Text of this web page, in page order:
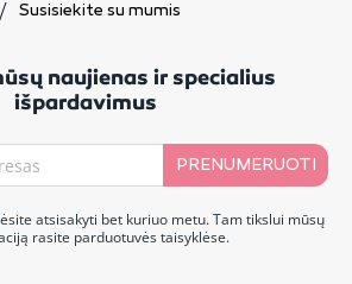
Susisiekite su mumis
naujienas ir specialius
išpardavimus
PRENUMERUOTI
atsisakyti bet kuriuo metu. Tam tikslui mūsų
rasite parduotuvės taisyklėse.